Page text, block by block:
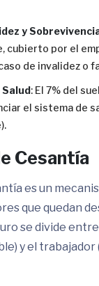
y
cubierto por el
de invalidez o
: El 7% del
el sistema de
Cesantía
es un
que quedan
se divide
y el trabajador